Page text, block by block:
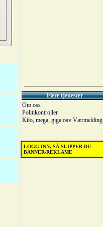
Flere tjenester
Om oss
Politikontroller
Kilo, mega, giga osv Værmelding
LOGG INN, SÅ SLIPPER DU
BANNER-REKLAME